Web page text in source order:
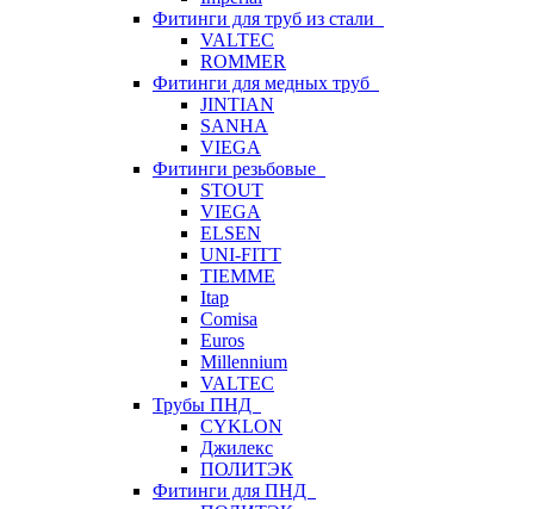
Фитинги для труб из стали
VALTEC
ROMMER
Фитинги для медных труб
JINTIAN
SANHA
VIEGA
Фитинги резьбовые
STOUT
VIEGA
ELSEN
UNI-FITT
TIEMME
Itap
Comisa
Euros
Millennium
VALTEC
Трубы ПНД
CYKLON
Джилекс
ПОЛИТЭК
Фитинги для ПНД